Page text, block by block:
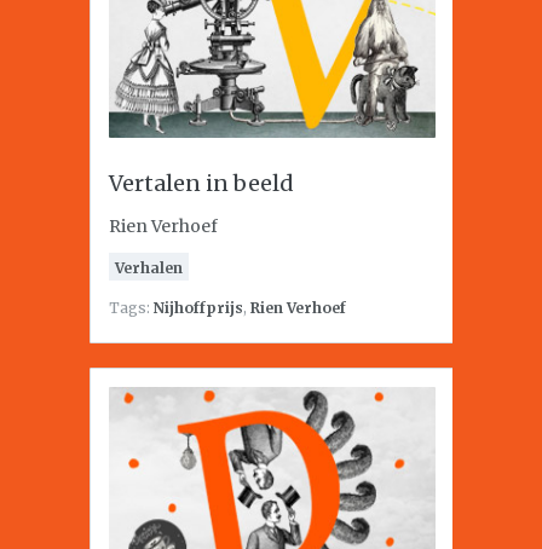
Vertalen in beeld
Rien Verhoef
Verhalen
Tags: Nijhoffprijs, Rien Verhoef